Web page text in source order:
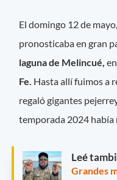
El domingo 12 de
pronosticaba en gran
laguna de Melincué,
Fe. Hasta allí fuimos a
regaló gigantes
temporada 2024 había
Leé
Grandes